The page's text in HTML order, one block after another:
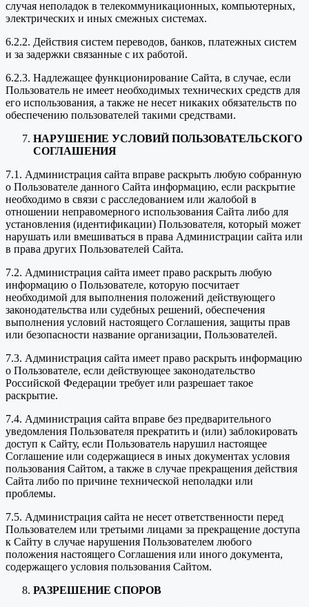
случая неполадок в телекоммуникационных, компьютерных,
электрических и иных смежных системах.
6.2.2. Действия систем переводов, банков, платежных систем
и за задержки связанные с их работой.
6.2.3. Надлежащее функционирование Сайта, в случае, если
Пользователь не имеет необходимых технических средств для
его использования, а также не несет никаких обязательств по
обеспечению пользователей такими средствами.
НАРУШЕНИЕ УСЛОВИЙ ПОЛЬЗОВАТЕЛЬСКОГО
СОГЛАШЕНИЯ
7.1. Администрация сайта вправе раскрыть любую собранную
о Пользователе данного Сайта информацию, если раскрытие
необходимо в связи с расследованием или жалобой в
отношении неправомерного использования Сайта либо для
установления (идентификации) Пользователя, который может
нарушать или вмешиваться в права Администрации сайта или
в права других Пользователей Сайта.
7.2. Администрация сайта имеет право раскрыть любую
информацию о Пользователе, которую посчитает
необходимой для выполнения положений действующего
законодательства или судебных решений, обеспечения
выполнения условий настоящего Соглашения, защиты прав
или безопасности название организации, Пользователей.
7.3. Администрация сайта имеет право раскрыть информацию
о Пользователе, если действующее законодательство
Российской Федерации требует или разрешает такое
раскрытие.
7.4. Администрация сайта вправе без предварительного
уведомления Пользователя прекратить и (или) заблокировать
доступ к Сайту, если Пользователь нарушил настоящее
Соглашение или содержащиеся в иных документах условия
пользования Сайтом, а также в случае прекращения действия
Сайта либо по причине технической неполадки или
проблемы.
7.5. Администрация сайта не несет ответственности перед
Пользователем или третьими лицами за прекращение доступа
к Сайту в случае нарушения Пользователем любого
положения настоящего Соглашения или иного документа,
содержащего условия пользования Сайтом.
РАЗРЕШЕНИЕ СПОРОВ